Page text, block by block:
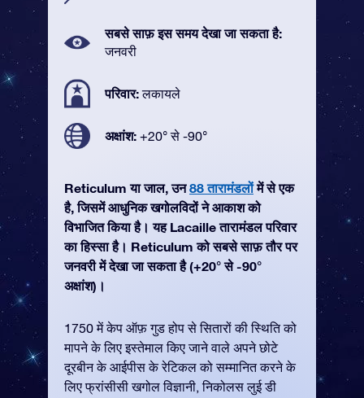
सबसे साफ़ इस समय देखा जा सकता है:
जनवरी
परिवार:लकायले
अक्षांश: +20° से -90°
Reticulum या जाल, उन88 तारामंडलोंमें से एक
है, जिसमें आधुनिक खगोलविदों ने आकाश को
विभाजित किया है। यह Lacaille तारामंडल परिवार
का हिस्सा है। Reticulum को सबसे साफ़ तौर पर
जनवरी में देखा जा सकता है (+20° से -90°
अक्षांश)।
1750 में केप ऑफ़ गुड होप से सितारों की स्थिति को
मापने के लिए इस्तेमाल किए जाने वाले अपने छोटे
दूरबीन के आईपीस के रेटिकल को सम्मानित करने के
लिए फ्रांसीसी खगोल विज्ञानी, निकोलस लुई डी